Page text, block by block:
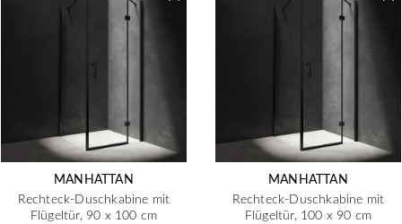
MANHATTAN
Rechteck-Duschkabine mit
Flügeltür, 90 x 100 cm
MANHATTAN
Rechteck-Duschkabine mit
Flügeltür, 100 x 90 cm